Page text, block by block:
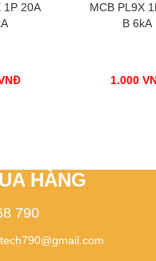
1P 20A
MCB PL9X
B 6kA
1.000
HÀNG
790